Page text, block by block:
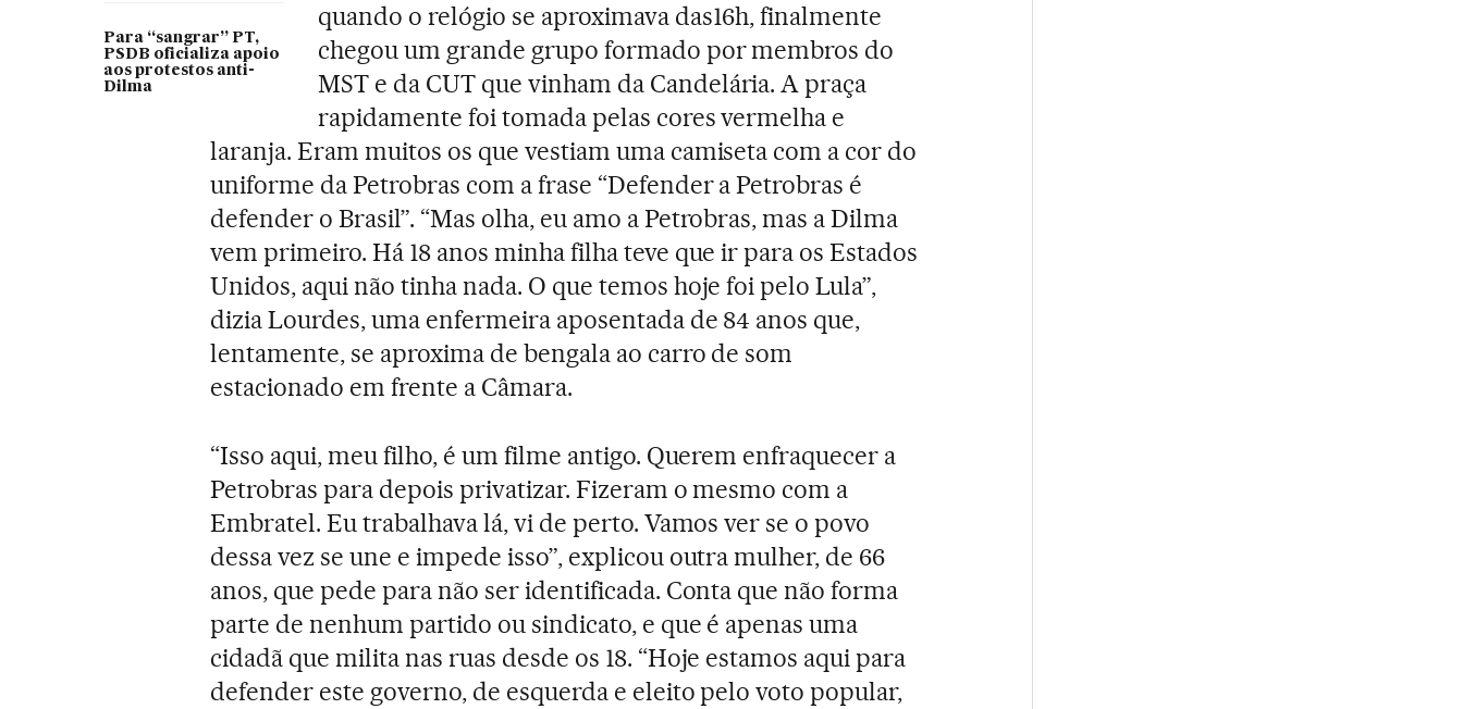
Para “sangrar” PT,
PSDB oficializa apoio
aos protestos anti-
Dilma
quando o relógio se aproximava das16h, finalmente
chegou um grande grupo formado por membros do
MST e da CUT que vinham da Candelária. A praça
rapidamente foi tomada pelas cores vermelha e
laranja. Eram muitos os que vestiam uma camiseta com a cor do
uniforme da Petrobras com a frase “Defender a Petrobras é
defender o Brasil”. “Mas olha, eu amo a Petrobras, mas a Dilma
vem primeiro. Há 18 anos minha filha teve que ir para os Estados
Unidos, aqui não tinha nada. O que temos hoje foi pelo Lula”,
dizia Lourdes, uma enfermeira aposentada de 84 anos que,
lentamente, se aproxima de bengala ao carro de som
estacionado em frente a Câmara.
“Isso aqui, meu filho, é um filme antigo. Querem enfraquecer a
Petrobras para depois privatizar. Fizeram o mesmo com a
Embratel. Eu trabalhava lá, vi de perto. Vamos ver se o povo
dessa vez se une e impede isso”, explicou outra mulher, de 66
anos, que pede para não ser identificada. Conta que não forma
parte de nenhum partido ou sindicato, e que é apenas uma
cidadã que milita nas ruas desde os 18. “Hoje estamos aqui para
defender este governo, de esquerda e eleito pelo voto popular,